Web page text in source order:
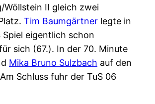
Wöllstein II gleich zwei
Tim Baumgärtner legte in
eigentlich schon
sich (67.). In der 70. Minute
Mika Bruno Sulzbach auf den
Schluss fuhr der TuS 06